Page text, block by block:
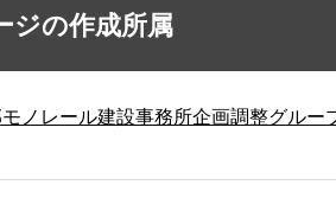
ジの作成所属
ノレール建設事務所企画調整グルー